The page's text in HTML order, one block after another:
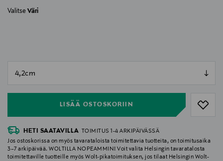
Valitse Väri
LISÄÄ OSTOSKORIIN
HETI SAATAVILLA
TOIMITUS 1-4 ARKIPÄIVÄSSÄ
Jos ostoskorissa on myös tavarataloista toimitettavia tuotteita, on toimitusaika
3–7 arkipäivää. WOLTILLA NOPEAMMIN! Voit valita Helsingin tavaratalosta
toimitettaville tuotteille myös Wolt-pikatoimituksen, jos tilaat Helsingin Wolt-